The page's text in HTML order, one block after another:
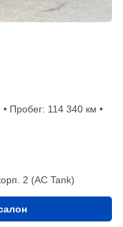
Пробег: 114 340 км •
2 (АС Tank)